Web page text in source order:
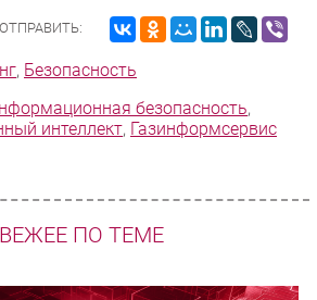
ОТПРАВИТЬ:
, Безопасность
безопасность,
интеллект, Газинформсервис
ПО ТЕМЕ